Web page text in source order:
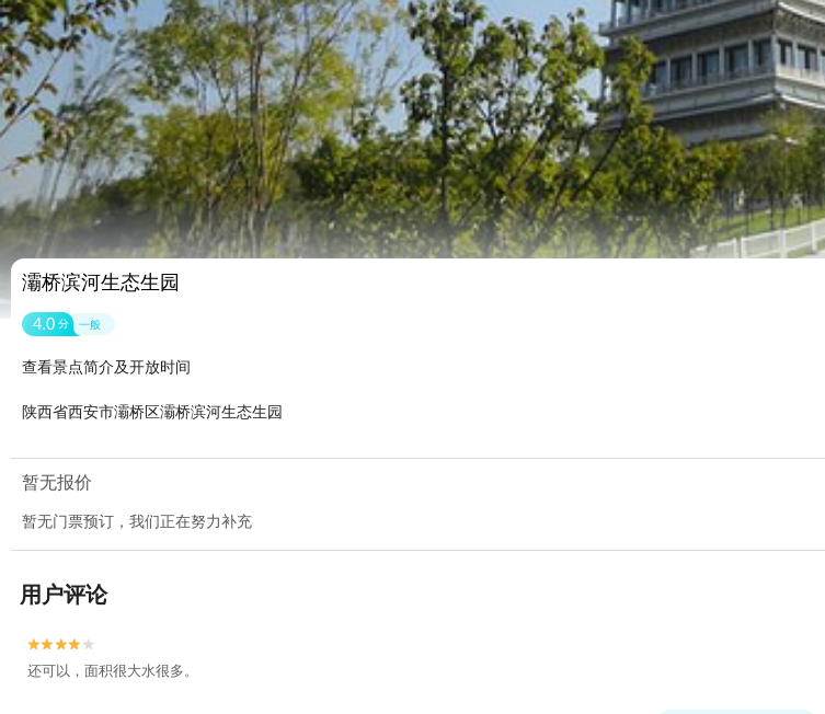
灞桥滨河生态生园
4.0 分 一般
查看景点简介及开放时间
陕西省西安市灞桥区灞桥滨河生态生园
暂无报价
暂无门票预订，我们正在努力补充
用户评论


还可以，面积很大水很多。